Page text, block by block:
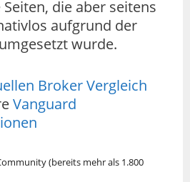
die aber seitens
aufgrund der
wurde.
Broker Vergleich
Vanguard
(bereits mehr als 1.800